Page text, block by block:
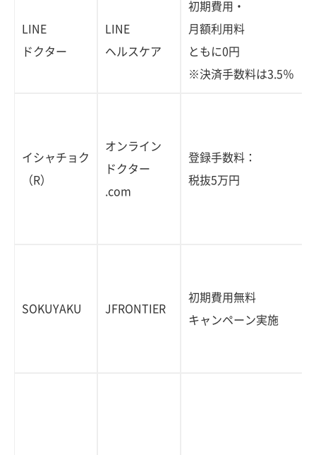
LINE
ドクター
LINE
ヘルスケア
初期費用・
月額利用料
ともに0円
※決済手数料は3.5％
イシャチョク
（R）
オンライン
ドクター
.com
登録手数料：
税抜5万円
SOKUYAKU JFRONTIER
初期費用無料
キャンペーン実施